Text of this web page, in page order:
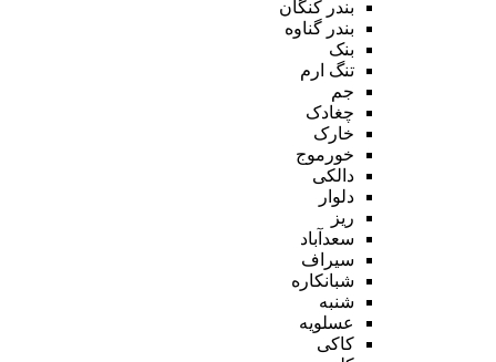
بندر کنگان
بندر گناوه
بنک
تنگ ارم
جم
چغادک
خارک
خورموج
دالکی
دلوار
ریز
سعدآباد
سیراف
شبانکاره
شنبه
عسلویه
کاکی